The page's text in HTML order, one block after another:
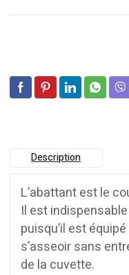
Description
L’abattant est le
Il est
puisqu’il est
s’asseoir sans
de la cuvette.